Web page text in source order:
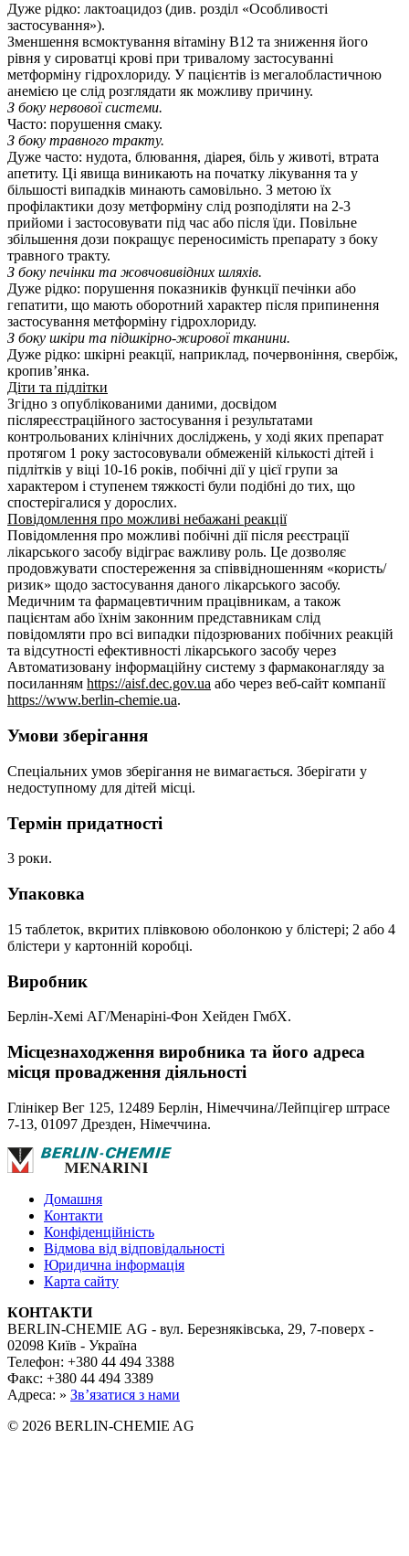
Дуже рідко: лактоацидоз (див. розділ «Особливості
застосування»).
Зменшення всмоктування вітаміну В12 та зниження його
рівня у сироватці крові при тривалому застосуванні
метформіну гідрохлориду. У пацієнтів із мегалобластичною
анемією це слід розглядати як можливу причину.
З боку нервової системи.
Часто: порушення смаку.
З боку травного тракту.
Дуже часто: нудота, блювання, діарея, біль у животі, втрата
апетиту. Ці явища виникають на початку лікування та у
більшості випадків минають самовільно. З метою їх
профілактики дозу метформіну слід розподіляти на 2-3
прийоми і застосовувати під час або після їди. Повільне
збільшення дози покращує переносимість препарату з боку
травного тракту.
З боку печінки та жовчовивідних шляхів.
Дуже рідко: порушення показників функції печінки або
гепатити, що мають оборотний характер після припинення
застосування метформіну гідрохлориду.
З боку шкіри та підшкірно-жирової тканини.
Дуже рідко: шкірні реакції, наприклад, почервоніння, свербіж,
кропив’янка.
Діти та підлітки
Згідно з опублікованими даними, досвідом
післяреєстраційного застосування і результатами
контрольованих клінічних досліджень, у ході яких препарат
протягом 1 року застосовували обмеженій кількості дітей і
підлітків у віці 10-16 років, побічні дії у цієї групи за
характером і ступенем тяжкості були подібні до тих, що
спостерігалися у дорослих.
Повідомлення про можливі небажані реакції
Повідомлення про можливі побічні дії після реєстрації
лікарського засобу відіграє важливу роль. Це дозволяє
продовжувати спостереження за співвідношенням «користь/
ризик» щодо застосування даного лікарського засобу.
Медичним та фармацевтичним працівникам, а також
пацієнтам або їхнім законним представникам слід
повідомляти про всі випадки підозрюваних побічних реакцій
та відсутності ефективності лікарського засобу через
Автоматизовану інформаційну систему з фармаконагляду за
посиланням https://aisf.dec.gov.ua або через веб-сайт компанії
https://www.berlin-chemie.ua.
Умови зберігання
Спеціальних умов зберігання не вимагається. Зберігати у
недоступному для дітей місці.
Термін придатності
3 роки.
Упаковка
15 таблеток, вкритих плівковою оболонкою у блістері; 2 або 4
блістери у картонній коробці.
Виробник
Берлін-Хемі АГ/Менаріні-Фон Хейден ГмбХ.
Місцезнаходження виробника та його адреса
місця провадження діяльності
Глінікер Вег 125, 12489 Берлін, Німеччина/Лейпцігер штрасе
7-13, 01097 Дрезден, Німеччина.
Домашня
Контакти
Конфіденційність
Відмова від відповідальності
Юридична інформація
Карта сайту
КОНТАКТИ
BERLIN-CHEMIE AG - вул. Березняківська, 29, 7-поверх -
02098 Київ - Україна
Телефон: +380 44 494 3388
Факс: +380 44 494 3389
Адреса: » Зв’язатися з нами
© 2026 BERLIN-CHEMIE AG